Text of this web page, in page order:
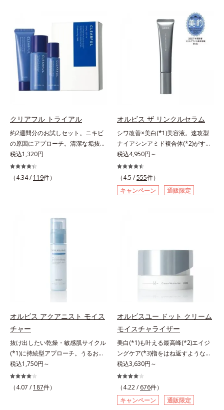
クリアフル トライアル
約2週間分のお試しセット。ニキビ
の原因にアプローチ。清潔な垢抜け
肌(*1)へ。「ニキビをくり返してし
まう」「毛穴目立ちが気になる」
「マスク生活であごや口まわりのニ
の目立ち」の両方にWでアプローチ
する、薬用ニキビ対策スキンケアシ
分とコラーゲンが肌をいたわりなが
らうるおいを与え、バリア機能を維
ます。さらにビタミンC誘導体をは
じめとした5種の整肌成分(*2)から
成る「ナノVCショットカプセル」
を配合。カプセルが浸透してから成
分を放出する特殊技術によって、高
い浸透力(*3)と安定性を実現。毛穴
の目立ちをしっかりケア(*4)して、
ゆらぎやすいニキビ肌を、みずみず
しい清潔な垢抜け肌(*1)へと導きま
す。たっぷりの保湿成分で低刺激。
敏感肌の方にもお使いいただけます
税込1,320円
（4.34 / 119件）
オルビス ザ リンクルセラム
シワ改善×美白(*1)美容液。速攻型
ナイアシンアミド複合体(*2)がすば
やく浸透(*3)。ピンと、パッと。大
人の肌にハリ感を。シワ改善×美白
(*1)美容液。ポーラ化成 研究所の独
自研究で見出した、速攻型ナイアシ
ンアミド複合体(*2)と浸透サポート
届けます。真皮のコラーゲン産生を
悩みのシワを改善しながら、過剰な
メラニン生成を防ぎ未来のシミ・ソ
バカスを予防します。さらに独自研
究に基づいた浸透型ハリ保湿成分
(*6)で大人肌にハリ感をプラス。す
るっと伸び広がるテクスチャー
で、"顔全体にご使用いただける設
計"。見えているシワはもちろん、
自分では気づきにくい死角のシワの
改善にも効果を発揮します。*1 メ
ラニンの生成を抑え、シミ・ソバカ
スを防ぐ*2 ナイアシンアミド（有
効成分）、水添大豆リン脂質、フィ
トステロール、水（基剤）、
税込4,950円～
（4.5 /555件）
キャンペーン
通販限定
オルビス アクアニスト モイス
チャー
抜け出したい乾燥・敏感肌サイクル
(*1)に持続型アプローチ。うるおい
を追求した敏感肌用保湿スキンケア
(*2)。うるおいを逃し、刺激を受け
やすい角層の“乾燥敏感スランプ
税込1,750円～
（4.07 / 187件）
オルビスユー ドット クリーム
モイスチャライザー
美白(*1)も叶える最高峰(*2)エイジ
ングケア(*3)指をはね返すような弾
力感が宿るハリ感 濃密フィットク
リーム。ハリも透明感(*4)も結果主
義。年齢サイン(*5)の因子に着目し
た肌科学エイジングケア(*3)シリー
ズ。オルビスユー ドットシリーズ
税込3,630円～
（4.22 / 676件）
キャンペーン
通販限定